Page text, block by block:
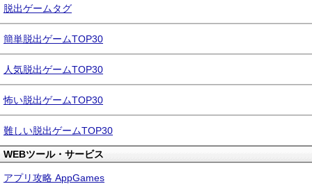
脱出ゲームタグ
簡単脱出ゲームTOP30
人気脱出ゲームTOP30
怖い脱出ゲームTOP30
難しい脱出ゲームTOP30
WEBツール・サービス
アプリ攻略 AppGames